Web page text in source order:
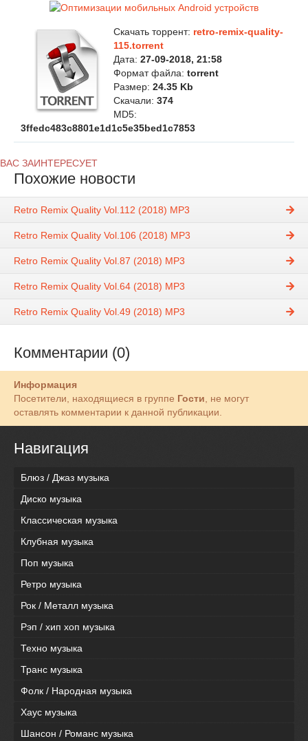
Скачать торрент: retro-remix-quality-
115.torrent
Дата: 27-09-2018, 21:58
Формат файла: torrent
Размер: 24.35 Kb
Скачали: 374
MD5:
3ffedc483c8801e1d1c5e35bed1c7853
ВАС ЗАИНТЕРЕСУЕТ
Похожие новости
Retro Remix Quality Vol.112 (2018) MP3
Retro Remix Quality Vol.106 (2018) MP3
Retro Remix Quality Vol.87 (2018) MP3
Retro Remix Quality Vol.64 (2018) MP3
Retro Remix Quality Vol.49 (2018) MP3
Комментарии (0)
Информация
Посетители, находящиеся в группе Гости, не могут
оставлять комментарии к данной публикации.
Навигация
Блюз / Джаз музыка
Диско музыка
Классическая музыка
Клубная музыка
Поп музыка
Ретро музыка
Рок / Металл музыка
Рэп / хип хоп музыка
Техно музыка
Транс музыка
Фолк / Народная музыка
Хаус музыка
Шансон / Романс музыка